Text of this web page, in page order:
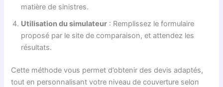
matière de sinistres.
Utilisation du simulateur : Remplissez le formulaire
proposé par le site de comparaison, et attendez les
résultats.
Cette méthode vous permet d’obtenir des devis adaptés,
tout en personnalisant votre niveau de couverture selon